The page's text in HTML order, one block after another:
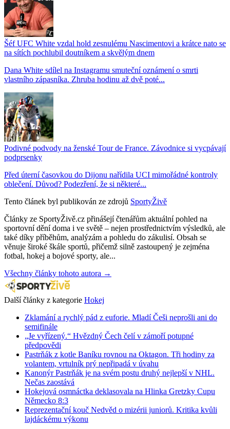
Šéf UFC White vzdal hold zesnulému Nascimentovi a krátce nato se
na sítích pochlubil doutníkem a skvělým dnem
Dana White sdílel na Instagramu smuteční oznámení o smrti
vlastního zápasníka. Zhruba hodinu až dvě poté...
Podivné podvody na ženské Tour de France. Závodnice si vycpávají
podprsenky
Před úterní časovkou do Dijonu nařídila UCI mimořádné kontroly
oblečení. Důvod? Podezření, že si některé...
Tento článek byl publikován ze zdrojů SportyŽivě
Články ze SportyŽivě.cz přinášejí čtenářům aktuální pohled na
sportovní dění doma i ve světě – nejen prostřednictvím výsledků, ale
také díky příběhům, analýzám a pohledu do zákulisí. Obsah se
věnuje široké škále sportů, přičemž silně zastoupený je zejména
fotbal, hokej a bojové sporty, ale...
Všechny články tohoto autora →
Další články z kategorie Hokej
Zklamání a rychlý pád z euforie. Mladí Češi neprošli ani do
semifinále
„Je vyřízený.“ Hvězdný Čech čelí v zámoří potupné
předpovědi
Pastrňák z kotle Baníku rovnou na Oktagon. Tři hodiny za
volantem, vrtulník prý nepřipadá v úvahu
Kanonýr Pastrňák je na svém postu druhý nejlepší v NHL.
Nečas zaostává
Hokejová osmnáctka deklasovala na Hlinka Gretzky Cupu
Německo 8:3
Reprezentační kouč Nedvěd o mizérii juniorů. Kritika kvůli
lajdáckému výkonu